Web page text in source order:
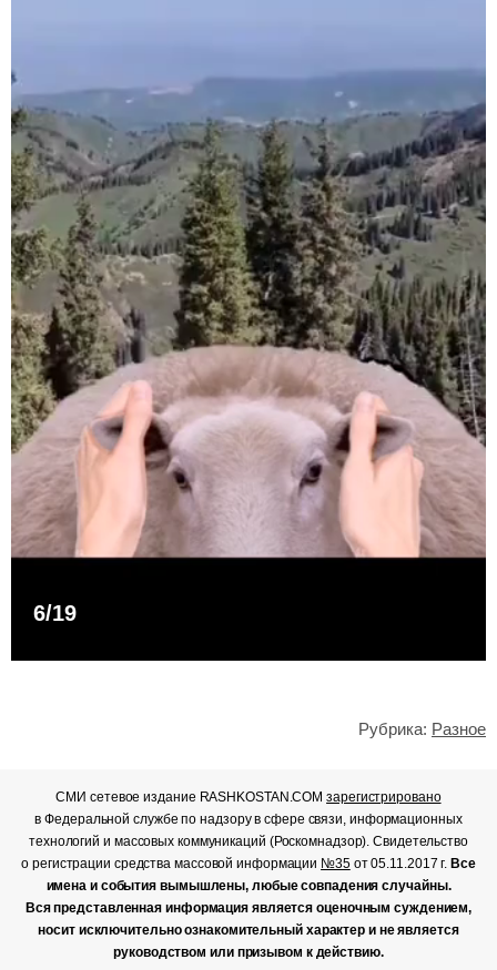
6/19
Рубрика: Разное
СМИ сетевое издание RASHKOSTAN.COMзарегистрировано
в Федеральной службе по надзору в сфере связи, информационных
технологий и массовых коммуникаций (Роскомнадзор). Свидетельство
о регистрации средства массовой информации №35от 05.11.2017 г.Все
имена и события вымышлены, любые совпадения случайны.
Вся представленная информация является оценочным суждением,
носит исключительно ознакомительный характер и не является
руководством или призывом к действию.